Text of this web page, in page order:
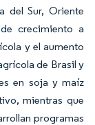
del Sur, Oriente
crecimiento a
y el aumento
de Brasil y
en soja y maíz
mientras que
programas